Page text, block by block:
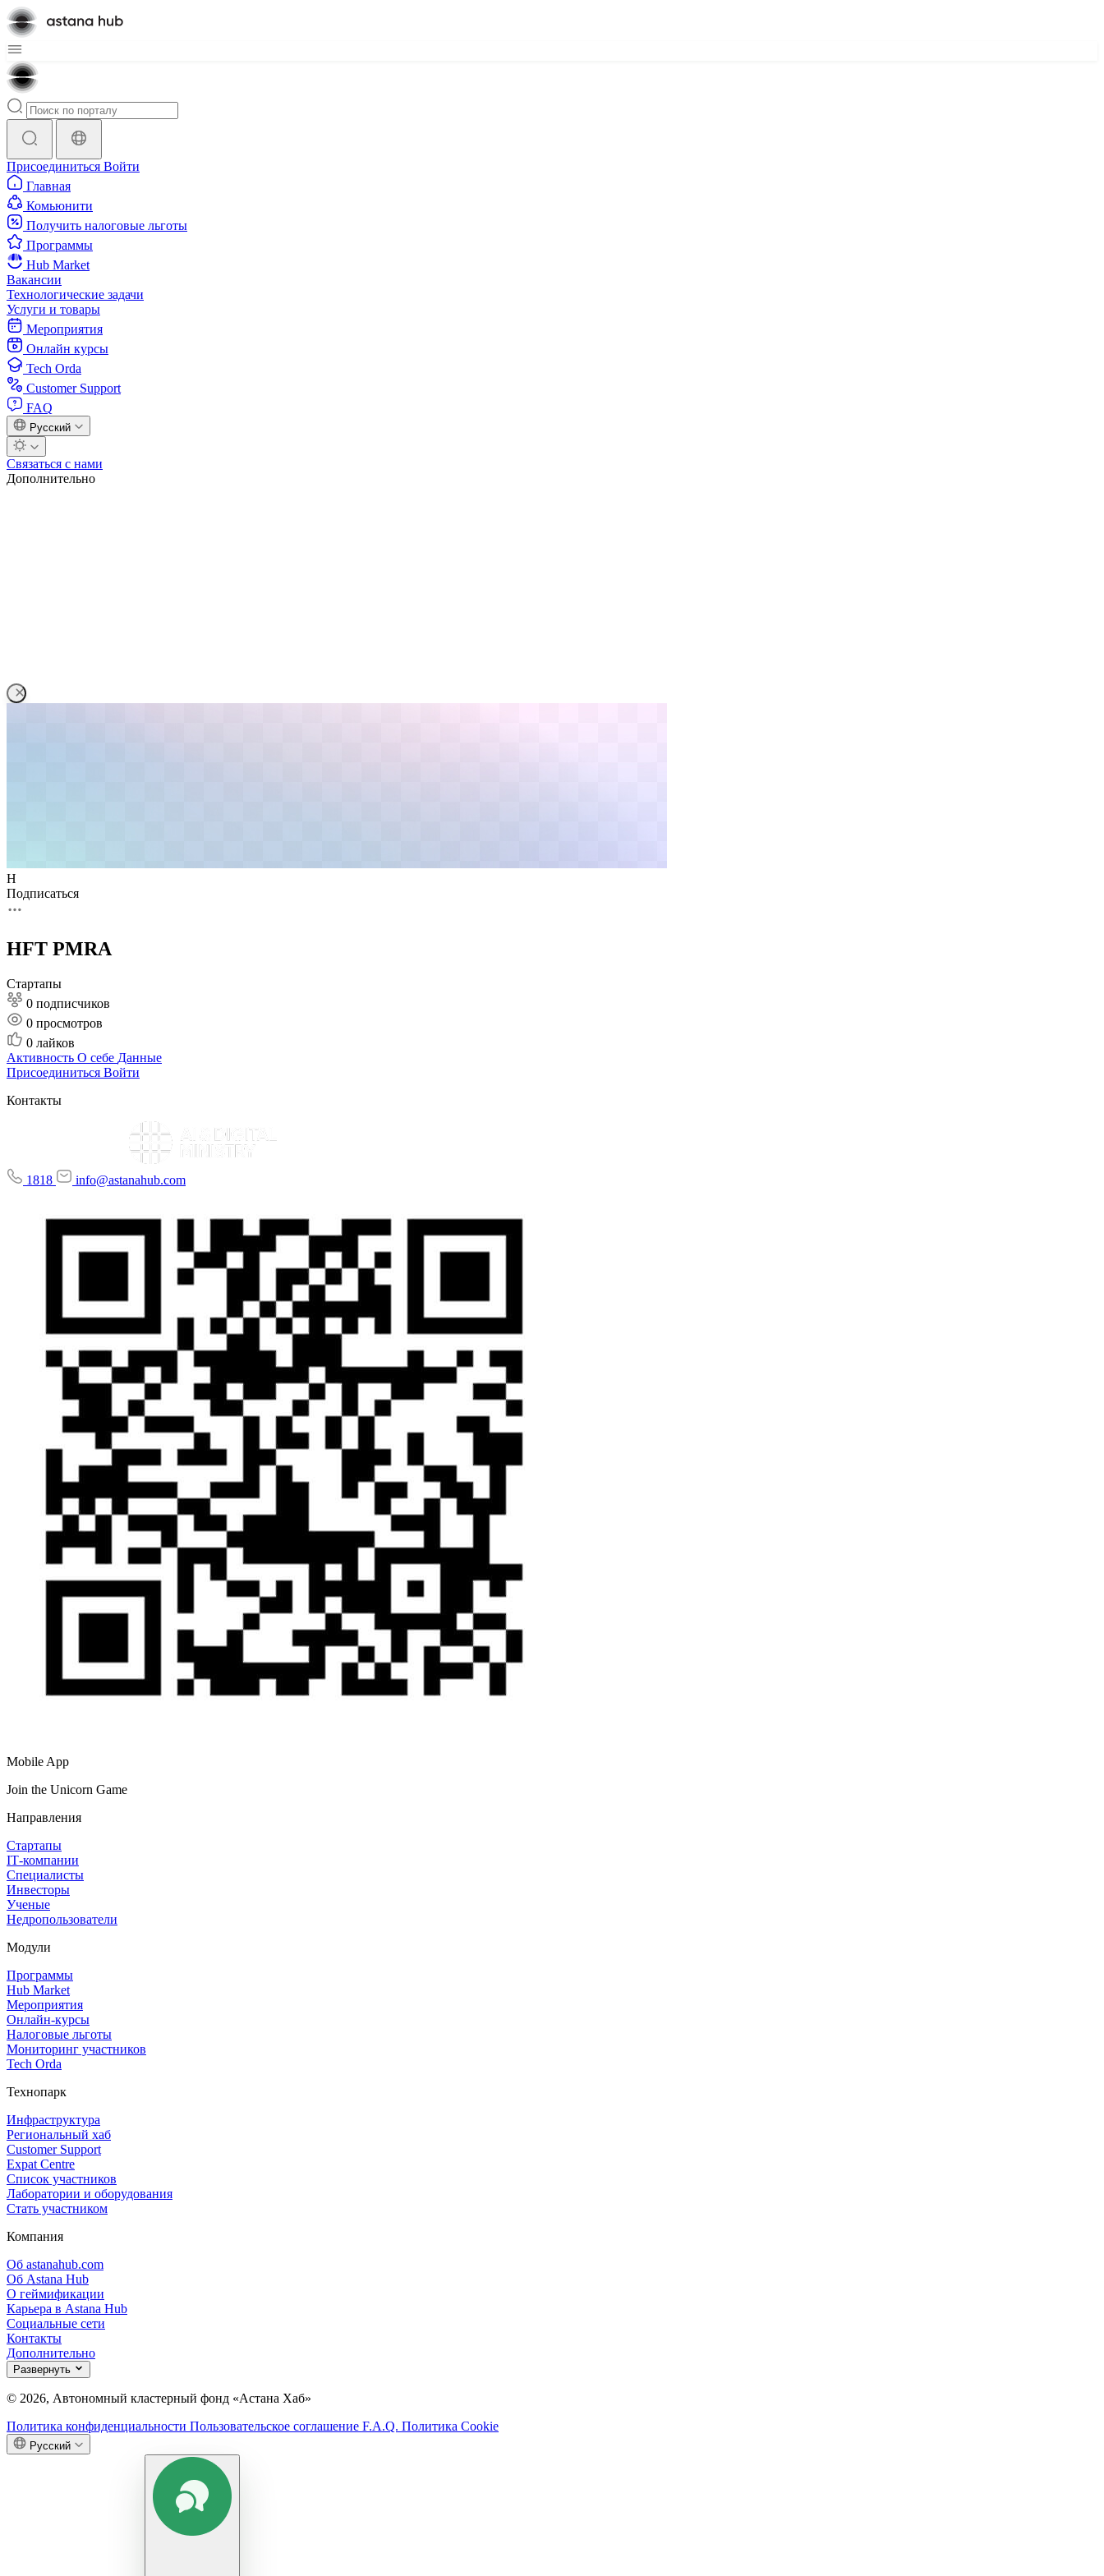
Присоединиться Войти
Главная
Комьюнити
Получить налоговые льготы
Программы
Hub Market
Вакансии
Технологические задачи
Услуги и товары
Мероприятия
Онлайн курсы
Tech Orda
Customer Support
FAQ
Русский
Связаться с нами
Дополнительно
H
Подписаться
HFT PMRA
Стартапы
0 подписчиков
0 просмотров
0 лайков
Активность О себе Данные
Присоединиться Войти
Контакты
1818 info@astanahub.com
Mobile App
Join the Unicorn Game
Направления
Стартапы
IT‑компании
Специалисты
Инвесторы
Ученые
Недропользователи
Модули
Программы
Hub Market
Мероприятия
Онлайн‑курсы
Налоговые льготы
Мониторинг участников
Tech Orda
Технопарк
Инфраструктура
Региональный хаб
Customer Support
Expat Centre
Список участников
Лаборатории и оборудования
Стать участником
Компания
Об astanahub.com
Об Astana Hub
О геймификации
Карьера в Astana Hub
Социальные сети
Контакты
Дополнительно
Развернуть
© 2026, Автономный кластерный фонд «Астана Хаб»
Политика конфиденциальности Пользовательское соглашение F.A.Q. Политика Cookie
Русский